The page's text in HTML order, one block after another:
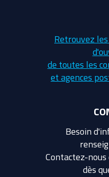
Retrouvez
de toutes les
et agences
Besoin
Contactez-
dès